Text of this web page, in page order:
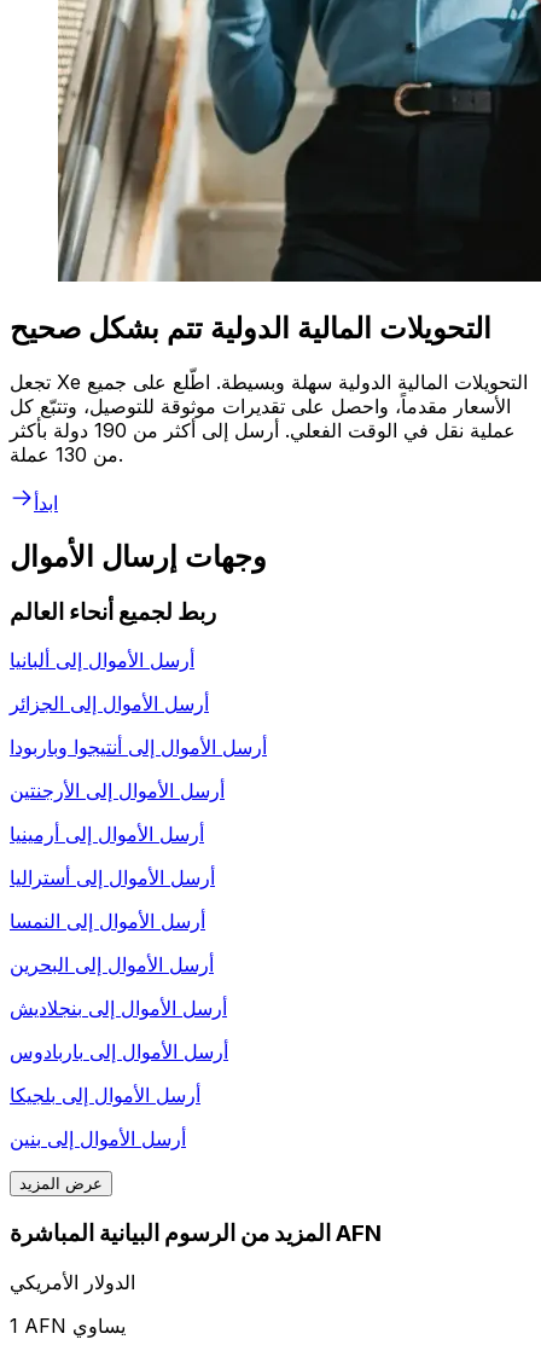
التحويلات المالية الدولية تتم بشكل صحيح
تجعل Xe التحويلات المالية الدولية سهلة وبسيطة. اطّلع على جميع
الأسعار مقدماً، واحصل على تقديرات موثوقة للتوصيل، وتتبّع كل
عملية نقل في الوقت الفعلي. أرسل إلى أكثر من 190 دولة بأكثر
من 130 عملة.
ابدأ
وجهات إرسال الأموال
ربط لجميع أنحاء العالم
أرسل الأموال إلى ألبانيا
أرسل الأموال إلى الجزائر
أرسل الأموال إلى أنتيجوا وباربودا
أرسل الأموال إلى الأرجنتين
أرسل الأموال إلى أرمينيا
أرسل الأموال إلى أستراليا
أرسل الأموال إلى النمسا
أرسل الأموال إلى البحرين
أرسل الأموال إلى بنجلاديش
أرسل الأموال إلى باربادوس
أرسل الأموال إلى بلجيكا
أرسل الأموال إلى بنين
عرض المزيد
المزيد من الرسوم البيانية المباشرة AFN
الدولار الأمريكي
1 AFN يساوي